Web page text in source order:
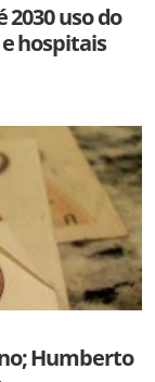
uso do
e hospitais
Humberto